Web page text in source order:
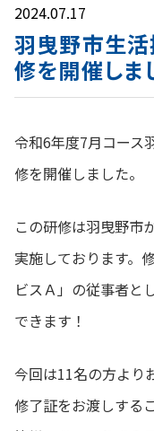
2024.07.17
羽曳野市生
修を開催しま
令和6年度7月コース
修を開催しました。
この研修は羽曳野市
実施しております。
ビスＡ」の従事者と
できます！
今回は11名の方より
修了証をお渡しする